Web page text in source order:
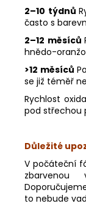
2–10 týdnů
často s
2–12 měsíců
hnědo-
>12 měsíců
se již téměř
Rychlost
pod střechou
Důležité
V počáteční
zbarvenou
to nebude